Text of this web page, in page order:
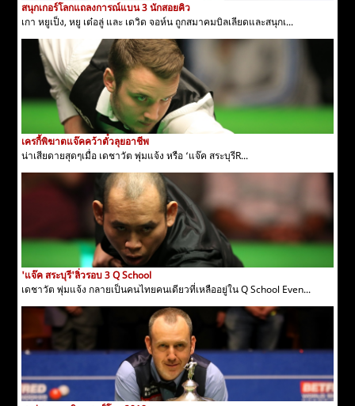
สนุกเกอร์โลกแถลงการณ์แบน 3 นักสอยคิว
เกา หยูเป็ง, หยู เต๋อลู่ และ เดวิด จอห์น ถูกสมาคมบิลเลียดและสนุกเ...
เครกี้พิฆาตแจ๊คคว้าตั๋วลุยอาชีพ
น่าเสียดายสุดๆเมื่อ เดชาวัต พุ่มแจ้ง หรือ ‘แจ๊ค สระบุรีR...
'แจ๊ค สระบุรี'ลิ่วรอบ 3 Q School
เดชาวัต พุ่มแจ้ง กลายเป็นคนไทยคนเดียวที่เหลืออยู่ใน Q School Even...